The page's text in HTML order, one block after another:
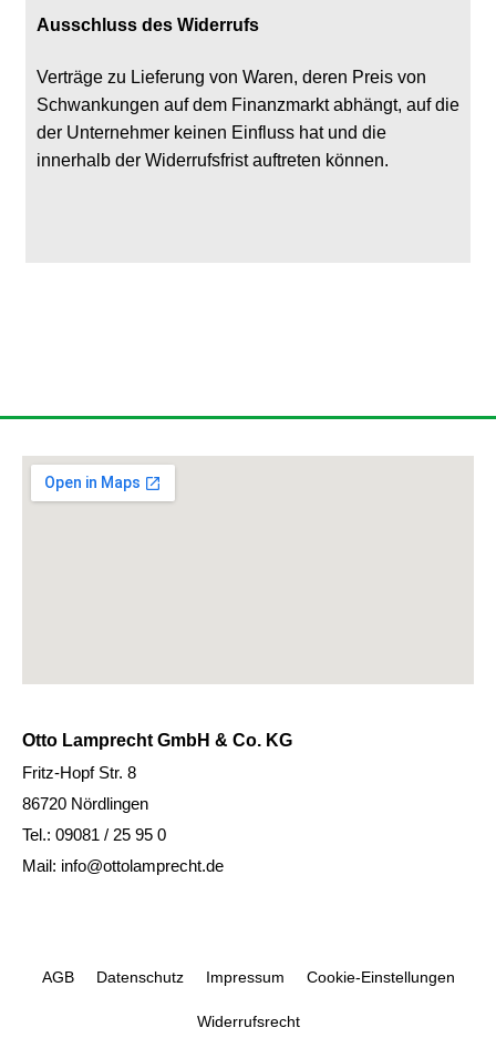
Ausschluss des Widerrufs
Verträge zu Lieferung von Waren, deren Preis von
Schwankungen auf dem Finanzmarkt abhängt, auf die
der Unternehmer keinen Einfluss hat und die
innerhalb der Widerrufsfrist auftreten können.
Otto Lamprecht GmbH & Co. KG
Fritz-Hopf Str. 8
86720 Nördlingen
Tel.: 09081 / 25 95 0
Mail: info@ottolamprecht.de
AGB Datenschutz Impressum Cookie-Einstellungen
Widerrufsrecht